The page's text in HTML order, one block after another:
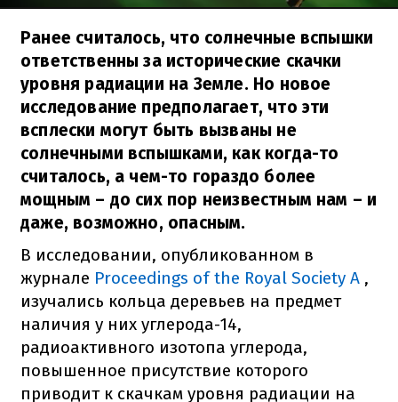
Ранее считалось, что солнечные вспышки
ответственны за исторические скачки
уровня радиации на Земле. Но новое
исследование предполагает, что эти
всплески могут быть вызваны не
солнечными вспышками, как когда-то
считалось, а чем-то гораздо более
мощным – до сих пор неизвестным нам – и
даже, возможно, опасным.
В исследовании, опубликованном в
журнале Proceedings of the Royal Society A ,
изучались кольца деревьев на предмет
наличия у них углерода-14,
радиоактивного изотопа углерода,
повышенное присутствие которого
приводит к скачкам уровня радиации на